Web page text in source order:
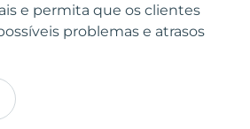
e permita que os clientes
problemas e atrasos